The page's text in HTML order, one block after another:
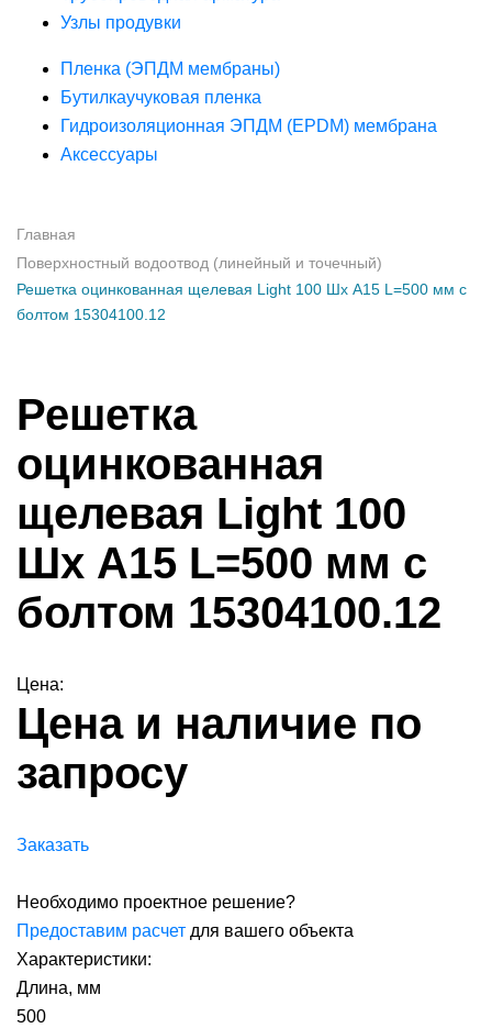
Узлы продувки
Пленка (ЭПДМ мембраны)
Бутилкаучуковая пленка
Гидроизоляционная ЭПДМ (EPDM) мембрана
Аксессуары
Главная
Поверхностный водоотвод (линейный и точечный)
Решетка оцинкованная щелевая Light 100 Шх А15 L=500 мм с
болтом 15304100.12
Решетка
оцинкованная
щелевая Light 100
Шх А15 L=500 мм с
болтом 15304100.12
Цена:
Цена и наличие по
запросу
Заказать
Необходимо проектное решение?
Предоставим расчет для вашего объекта
Характеристики:
Длина, мм
500